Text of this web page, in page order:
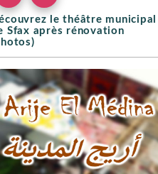
le théâtre municipal
Sfax après rénovation